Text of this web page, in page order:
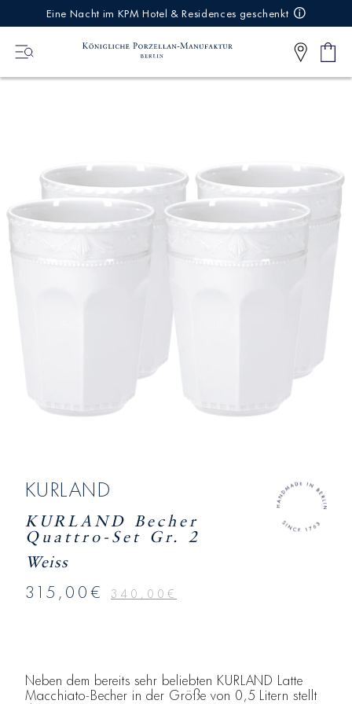
Eine Nacht im KPM Hotel & Residences geschenkt
0
Artikel
KURLAND
KURLAND Becher
Quattro-Set Gr. 2
Weiss
315,00€ 340,00€
Neben dem bereits sehr beliebten KURLAND Latte
Macchiato-Becher in der Größe von 0,5 Litern stellt